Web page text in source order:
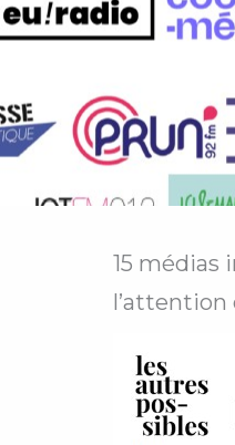
15 médias
l’attention